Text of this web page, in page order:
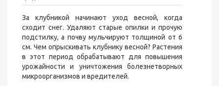
За клубникой начинают уход весной, когда
сходит снег. Удаляют старые опилки и прочую
подстилку, а почву мульчируют толщиной от 6
см. Чем опрыскивать клубнику весной? Растения
в этот период обрабатывают для повышения
урожайности и уничтожения болезнетворных
микроорганизмов и вредителей.